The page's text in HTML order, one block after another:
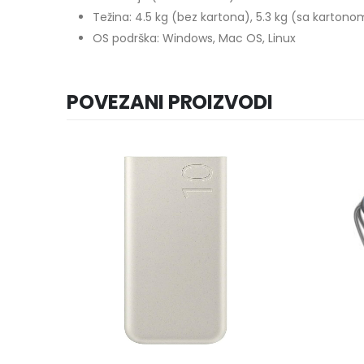
Težina: 4.5 kg (bez kartona), 5.3 kg (sa
OS podrška: Windows, Mac OS, Linux
POVEZANI PROIZVODI